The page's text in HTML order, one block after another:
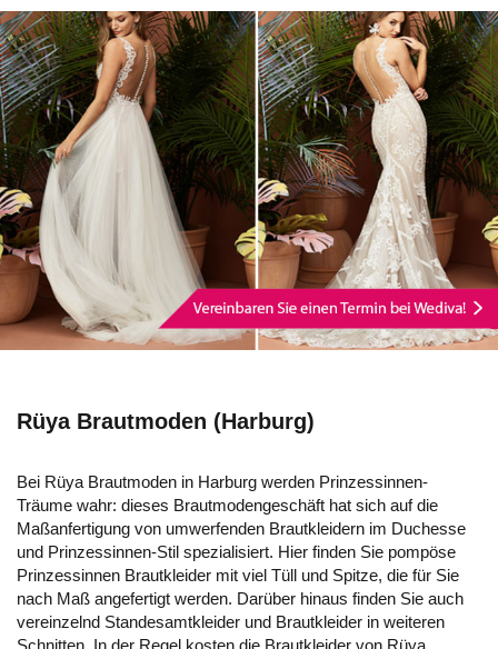
Rüya Brautmoden (Harburg)
Bei Rüya Brautmoden in Harburg werden Prinzessinnen-
Träume wahr: dieses Brautmodengeschäft hat sich auf die
Maßanfertigung von umwerfenden Brautkleidern im Duchesse
und Prinzessinnen-Stil spezialisiert. Hier finden Sie pompöse
Prinzessinnen Brautkleider mit viel Tüll und Spitze, die für Sie
nach Maß angefertigt werden. Darüber hinaus finden Sie auch
vereinzelnd Standesamtkleider und Brautkleider in weiteren